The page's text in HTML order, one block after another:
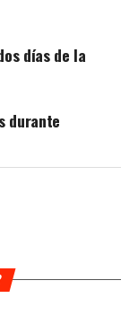
días de la
durante